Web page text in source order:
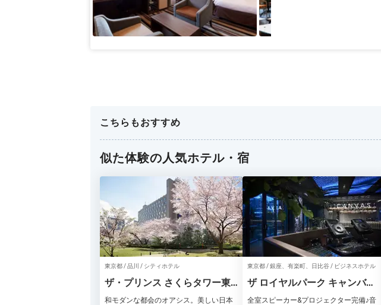
こちらもおすすめ
似た体験の人気ホテル・宿
東京都 / 品川 / シティホテル
ザ・プリンス さくらタワー東
京
和モダンな都会のオアシス。美しい日本
東京都 / 銀座、有楽町、日比谷 / ビジネスホテル
ザ ロイヤルパーク キャンバス
銀座コリドー
全室スピーカー&プロジェクター完備♪音